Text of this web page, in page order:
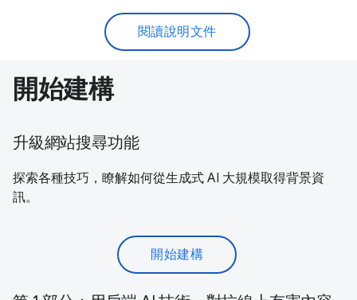
閱讀說明文件
開始建構
升級網站搜尋功能
探索各種技巧，瞭解如何從生成式 AI 大規模取得背景資
訊。
開始建構